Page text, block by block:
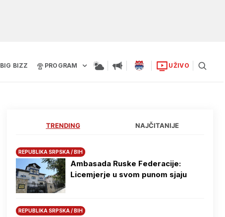
BIG BIZZ PROGRAM UŽIVO
TRENDING NAJČITANIJE
REPUBLIKA SRPSKA / BIH
Ambasada Ruske Federacije:
Licemjerje u svom punom sjaju
REPUBLIKA SRPSKA / BIH